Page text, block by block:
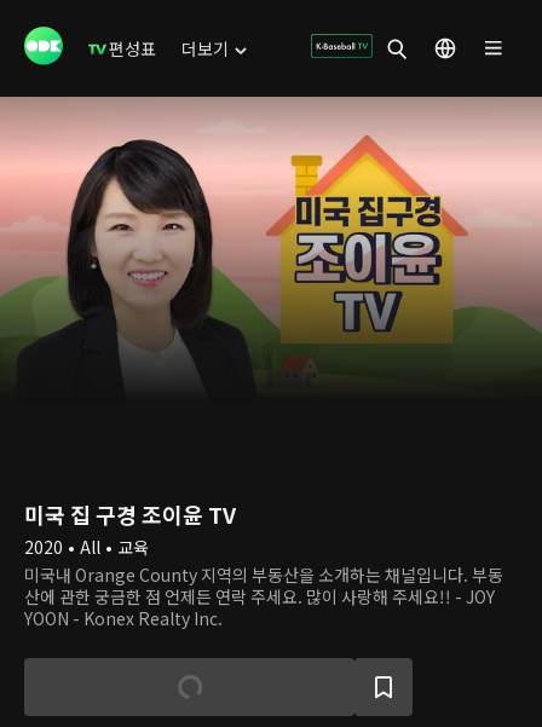
편성표 더보기
미국 집 구경 조이윤 TV
2020 • All • 교육
미국내 Orange County 지역의 부동산을 소개하는 채널입니다. 부동
산에 관한 궁금한 점 언제든 연락 주세요. 많이 사랑해 주세요!! - JOY
YOON - Konex Realty Inc.